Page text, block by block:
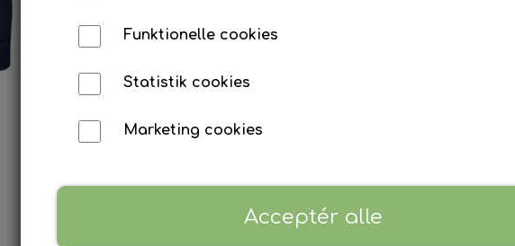
afviser vand fra buksens overflade.
med den innovative og patenterede
permanente presfold. Blødt indvendigt
giver ekstra strækevne for en mere behagelig
Grå Navy Navy Melange
Funktionelle cookies
Statistik cookies
Marketing cookies
Acceptér alle